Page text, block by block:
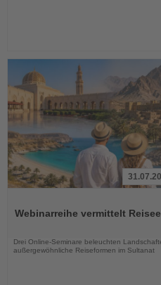
die
Webinarreihe vermittelt
Drei Online-Seminare beleuchten
außergewöhnliche Reiseformen im Sultanat